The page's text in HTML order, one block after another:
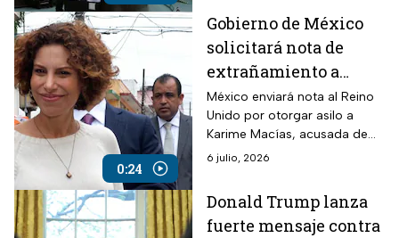
0:24
Gobierno de México
solicitará nota de
extrañamiento a
Reino Unido por caso
de Karime Macías
México enviará nota al Reino
Unido por otorgar asilo a
Karime Macías, acusada de
desviar 112 mdp en Veracruz
6 julio, 2026
Donald Trump lanza
fuerte mensaje contra